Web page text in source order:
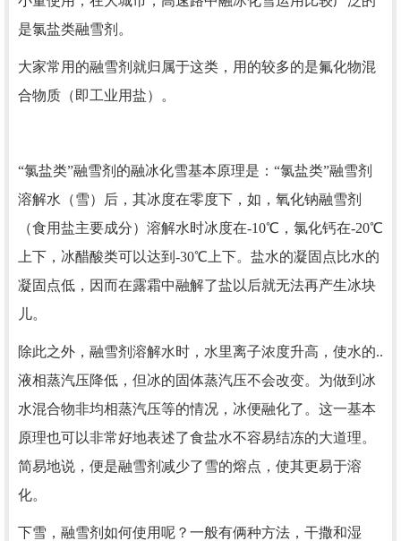
是氯盐类融雪剂。
大家常用的融雪剂就归属于这类，用的较多的是氟化物混
合物质（即工业用盐）。
“氯盐类”融雪剂的融冰化雪基本原理是：“氯盐类”融雪剂
溶解水（雪）后，其冰度在零度下，如，氧化钠融雪剂
（食用盐主要成分）溶解水时冰度在-10℃，氯化钙在-20℃
上下，冰醋酸类可以达到-30℃上下。盐水的凝固点比水的
凝固点低，因而在露霜中融解了盐以后就无法再产生冰块
儿。
除此之外，融雪剂溶解水时，水里离子浓度升高，使水的..
液相蒸汽压降低，但冰的固体蒸汽压不会改变。为做到冰
水混合物非均相蒸汽压等的情况，冰便融化了。这一基本
原理也可以非常好地表述了食盐水不容易结冻的大道理。
简易地说，便是融雪剂减少了雪的熔点，使其更易于溶
化。
下雪，融雪剂如何使用呢？一般有俩种方法，干撒和湿